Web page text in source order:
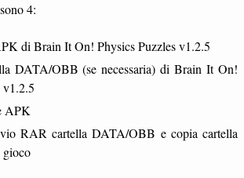
4:
di Brain It On! Physics Puzzles v1.2.5
DATA/OBB (se necessaria) di Brain It On!
v1.2.5
APK
RAR cartella DATA/OBB e copia cartella
gioco